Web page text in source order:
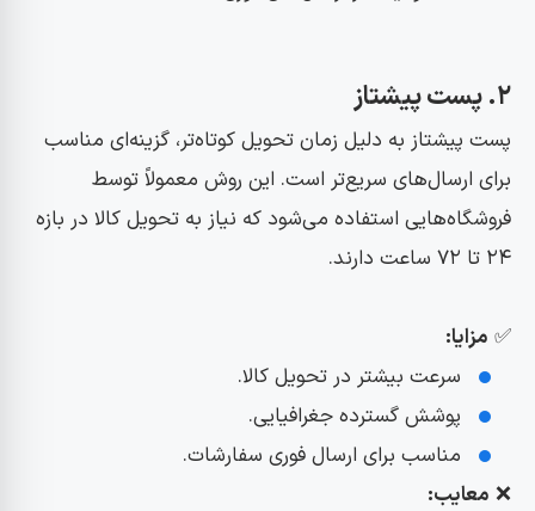
۲. پست پیشتاز
پست پیشتاز به دلیل زمان تحویل کوتاه‌تر، گزینه‌ای مناسب
برای ارسال‌های سریع‌تر است. این روش معمولاً توسط
فروشگاه‌هایی استفاده می‌شود که نیاز به تحویل کالا در بازه
۲۴ تا ۷۲ ساعت دارند.
✅ مزایا:
سرعت بیشتر در تحویل کالا.
پوشش گسترده جغرافیایی.
مناسب برای ارسال فوری سفارشات.
❌ معایب: